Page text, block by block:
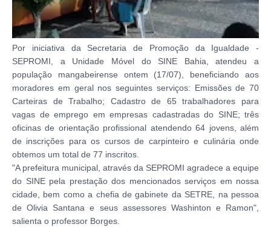
Por iniciativa da Secretaria de Promoção da Igualdade -
SEPROMI, a Unidade Móvel do SINE Bahia, atendeu a
população mangabeirense ontem (17/07), beneficiando aos
moradores em geral nos seguintes serviços: Emissões de 70
Carteiras de Trabalho; Cadastro de 65 trabalhadores para
vagas de emprego em empresas cadastradas do SINE; três
oficinas de orientação profissional atendendo 64 jovens, além
de inscrições para os cursos de carpinteiro e culinária onde
obtemos um total de 77 inscritos.
"A prefeitura municipal, através da SEPROMI agradece a equipe
do SINE pela prestação dos mencionados serviços em nossa
cidade, bem como a chefia de gabinete da SETRE, na pessoa
de Olivia Santana e seus assessores Washinton e Ramon",
salienta o professor Borges.